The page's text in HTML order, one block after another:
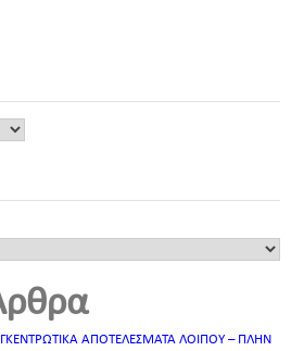
ΑΠΟΤΕΛΕΣΜΑΤΑ ΛΟΙΠΟΥ – ΠΛΗΝ